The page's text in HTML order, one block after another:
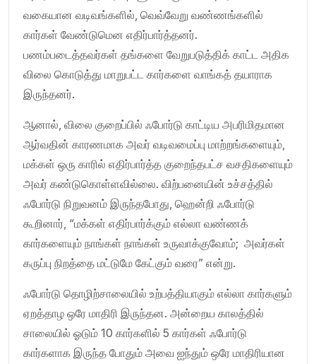
வகையான வடிவங்களில், வெவ்வேறு வண்ணங்களில்
கார்கள் வேண்டுமென எதிர்பார்த்தனர்.
பணம்படைத்தவர்கள் தங்களை வேறுபடுத்திக் காட்ட அதிக
விலை கொடுத்து மாறுபட்ட கார்களை வாங்கத் தயாராக
இருந்தனர்.
ஆனால், விலை குறைப்பில் ஃபோர்டு காட்டிய அபரிமிதமான
ஆர்வதின் காரணமாக அவர் வடிவமைப்பு மாற்றங்களையும்,
மக்கள் ஒரு காரில் எதிர்பார்த்த குறைந்தபட்ச வசதிகளையும்
அவர் கண்டுகொள்ளவில்லை. விற்பனையின் உச்சத்தில்
ஃபோர்டு நிறுவனம் இருந்தபோது, ஹென்றி ஃபோர்டு
கூறினார், “மக்கள் எதிர்பார்க்கும் எல்லா வண்ணக்
கார்களையும் நாங்கள் நாங்கள் உருவாக்குவோம்; அவர்கள்
கருப்பு நிறத்தை மட்டுமே கேட்கும் வரை” என்று.
ஃபோர்டு தொழிற்சாலையில் உற்பத்தியாகும் எல்லா கார்களும்
ஏறத்தாழ ஒரே மாதிரி இருந்தன. அன்றைய காலத்தில்
சாலையில் ஓடும் 10 கார்களில் 5 கார்கள் ஃபோர்டு
கார்களாக இருந்த போதும் அவை ஐந்தும் ஒரே மாதிரியான